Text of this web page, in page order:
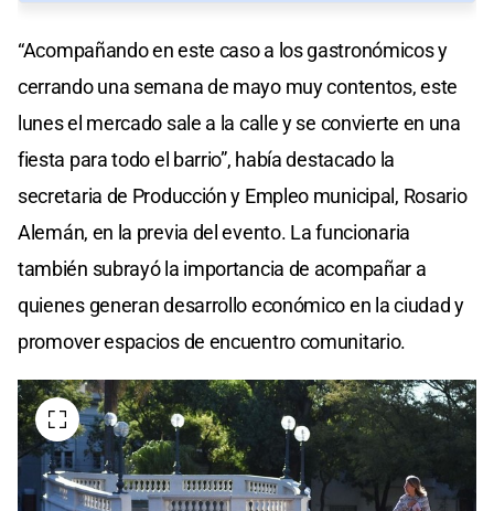
“Acompañando en este caso a los gastronómicos y
cerrando una semana de mayo muy contentos, este
lunes el mercado sale a la calle y se convierte en una
fiesta para todo el barrio”, había destacado la
secretaria de Producción y Empleo municipal, Rosario
Alemán, en la previa del evento. La funcionaria
también subrayó la importancia de acompañar a
quienes generan desarrollo económico en la ciudad y
promover espacios de encuentro comunitario.